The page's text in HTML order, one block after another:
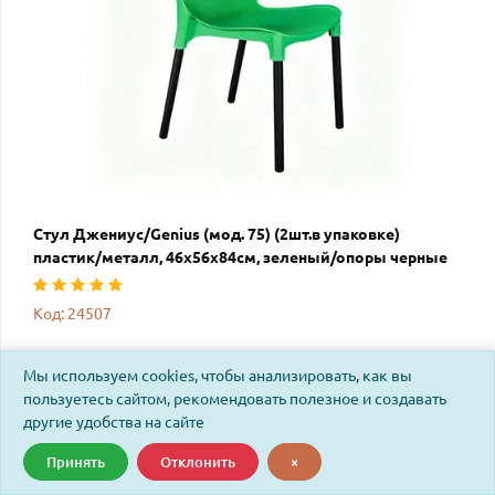
Стул Джениус/Genius (мод. 75) (2шт.в упаковке)
пластик/металл, 46x56x84cм, зеленый/опоры черные
Код: 24507
Мы используем cookies, чтобы анализировать, как вы
пользуетесь сайтом, рекомендовать полезное и создавать
другие удобства на сайте
Принять Отклонить ×